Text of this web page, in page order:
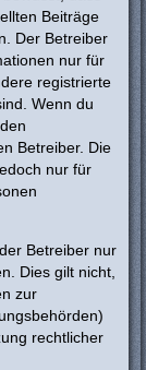
Beiträge
Der Betreiber
nur für
registrierte
Wenn du
Betreiber. Die
nur für
Betreiber nur
Dies gilt nicht,
zur
rechtlicher